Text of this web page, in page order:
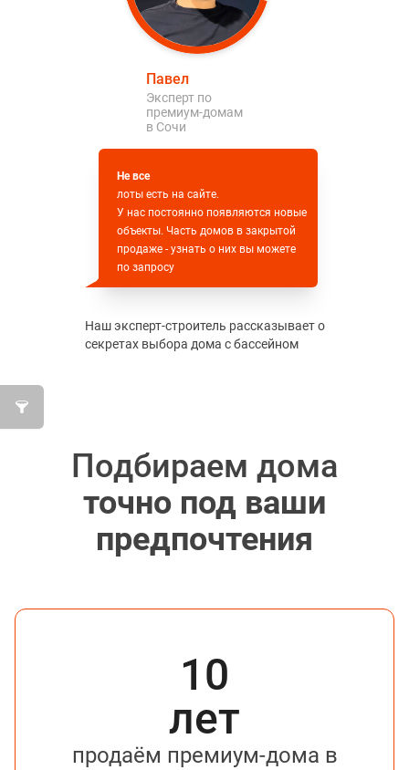
Павел
Эксперт по
премиум-домам
в Сочи
Не все
лоты есть на сайте.
У нас постоянно появляются новые
объекты. Часть домов в закрытой
продаже - узнать о них вы можете
по запросу
Наш эксперт-строитель рассказывает о
секретах выбора дома с бассейном
Подбираем дома
точно под ваши
предпочтения
10
лет
продаём премиум-дома в